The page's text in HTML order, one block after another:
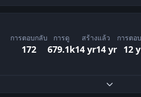
การตอบกลับ
172
การดู
679.1k
สร้างแล้ว
14 yr14 yr
การตอ
12
ขยายภาพร